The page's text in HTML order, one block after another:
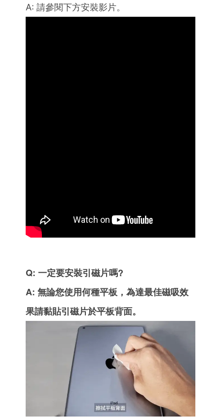
A: 請參閱下方安裝影片。
Q: 一定要安裝引磁片嗎?
A: 無論您使用何種平板，為達最佳磁吸效
果請黏貼引磁片於平板背面。